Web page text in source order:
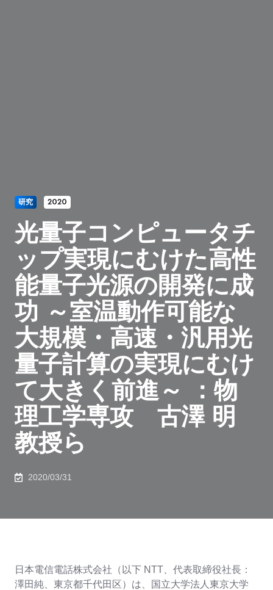
研究 2020
光量子コンピュータチ
ップ実現にむけた高性
能量子光源の開発に成
功 ～室温動作可能な
大規模・高速・汎用光
量子計算の実現にむけ
て大きく前進～ ：物
理工学専攻 古澤 明
教授ら
2020/03/31
日本電信電話株式会社（以下 NTT、代表取締役社長：
澤田純、東京都千代田区）は、国立大学法人東京大学